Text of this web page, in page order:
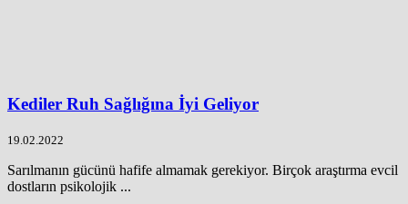
Kediler Ruh Sağlığına İyi Geliyor
19.02.2022
Sarılmanın gücünü hafife almamak gerekiyor. Birçok araştırma evcil
dostların psikolojik ...